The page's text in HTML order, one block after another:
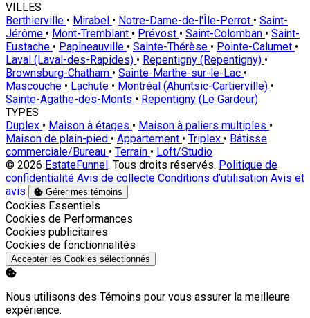
VILLES
Berthierville • Mirabel • Notre-Dame-de-l'Île-Perrot • Saint-
Jérôme • Mont-Tremblant • Prévost • Saint-Colomban • Saint-
Eustache • Papineauville • Sainte-Thérèse • Pointe-Calumet •
Laval (Laval-des-Rapides) • Repentigny (Repentigny) •
Brownsburg-Chatham • Sainte-Marthe-sur-le-Lac •
Mascouche • Lachute • Montréal (Ahuntsic-Cartierville) •
Sainte-Agathe-des-Monts • Repentigny (Le Gardeur)
TYPES
Duplex • Maison à étages • Maison à paliers multiples •
Maison de plain-pied • Appartement • Triplex • Bâtisse
commerciale/Bureau • Terrain • Loft/Studio
© 2026 EstateFunnel . Tous droits réservés. Politique de
confidentialité Avis de collecte Conditions d’utilisation Avis et
avis
Gérer mes témoins
Activer
Cookies Essentiels
Activer
Cookies de Performances
Activer
Cookies publicitaires
Activer
Cookies de fonctionnalités
Accepter les Cookies sélectionnés
Nous utilisons des Témoins pour vous assurer la meilleure
expérience.